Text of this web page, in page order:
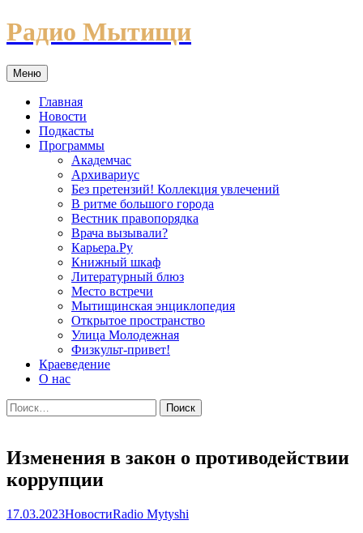
Перейти
к
Радио Мытищи
Меню
Главная
Новости
Подкасты
Программы
Академчас
Архивариус
Без претензий! Коллекция увлечений
В ритме большого города
Вестник правопорядка
Врача вызывали?
Карьера.Ру
Книжный шкаф
Литературный блюз
Место встречи
Мытищинская энциклопедия
Открытое пространство
Улица Молодежная
Физкульт-привет!
Краеведение
О нас
Найти:
Изменения в закон о противодействии
коррупции
17.03.2023НовостиRadio Mytyshi